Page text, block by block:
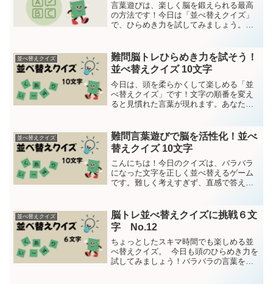
言葉遊びは、楽しく脳を鍛えられる最高
の方法です！今日は「並べ替えクイズ」
で、ひらめき力を試してみましょう。全
ある言葉にしてください。今回は７文字
です。それでは、クイズス...
並べ替えクイズ
難問脳トレひらめき力を試そう！
並べ替えクイズ 10文字
今日は、頭を柔らかくして楽しめる「並
べ替えクイズ」です！文字の順番を変え
ると見慣れた言葉が現れます。あなたは
それでは、クイズスタート！10文字の言
葉を並べ替えて意味の...
並べ替えクイズ
難問言葉遊びで脳を活性化！並べ
替えクイズ 10文字
こんにちは！今日のクイズは、バラバラ
になった文字を正しく並べ替えるゲーム
です。難しく考えすぎず、直感で答えて
ト！10文字の言葉を並べ替えて意味のあ
る言葉に直して下さい第...
並べ替えクイズ
脳トレ並べ替えクイズに挑戦６文
字 No.12
ちょっとしたスキマ時間でも楽しめる並
べ替えクイズ。 今日も頭のひらめき力を
試してみましょう！バラバラの言葉を並